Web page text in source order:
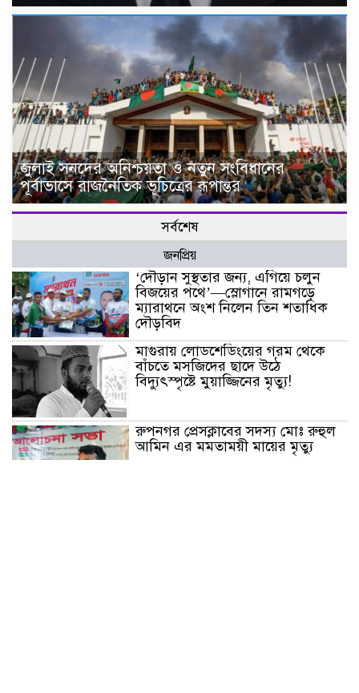
জুলাই সনদের অনিশ্চয়তা ও নতুন সংবিধানের
পূর্বাভাসে রাজনৈতিক ভূচিত্রের রূপান্তর
সর্বশেষ
জনপ্রিয়
‘দৌড়ান সুস্থতার জন্য, এগিয়ে চলুন
বিজয়ের পথে’—স্লোগানে রামগড়ে
ম্যারাথনে অংশ নিলেন তিন শতাধিক
দৌড়বিদ
মাগুরায় লোডশেডিংয়ের গরম থেকে
বাঁচতে মসজিদের ছাদে উঠে
বিদ্যুৎস্পৃষ্টে মুয়াজ্জিনের মৃত্যু!
রুপনগর প্রেসক্লাবের সদস্য মোঃ রুহুল
আমিন এর মমতাময়ী মায়ের মৃত্যু